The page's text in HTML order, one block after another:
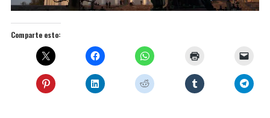
Comparte esto: